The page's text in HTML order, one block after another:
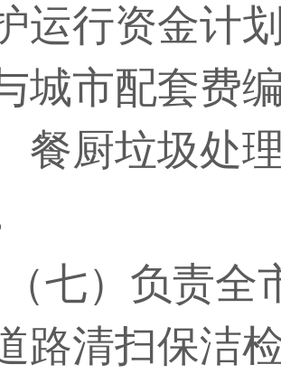
运行资金计
城市配套费
餐厨垃圾处
（七）负责
路清扫保洁